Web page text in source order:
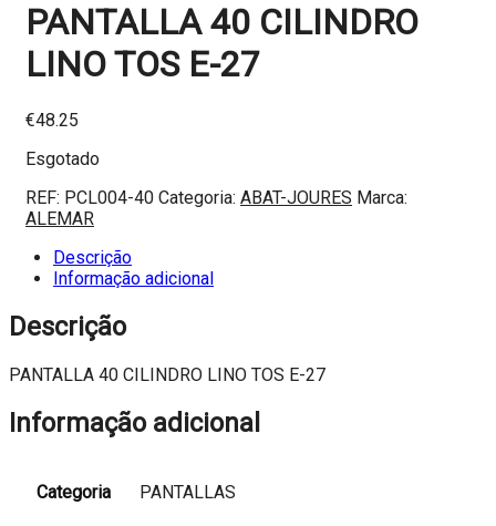
PANTALLA 40 CILINDRO
LINO TOS E-27
€48.25
Esgotado
REF: PCL004-40 Categoria: ABAT-JOURES Marca:
ALEMAR
Descrição
Informação adicional
Descrição
PANTALLA 40 CILINDRO LINO TOS E-27
Informação adicional
Categoria PANTALLAS